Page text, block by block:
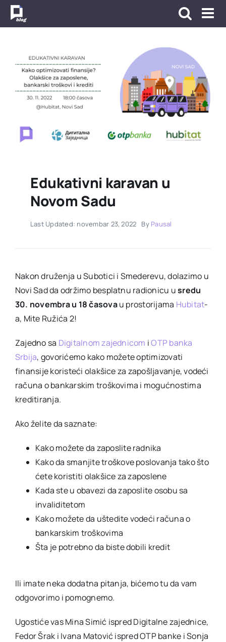
Skip
Edukativni karavan u
Novom Sadu
Last Updated: novembar 23, 2022 By Pausal
Nakon druženja u Subotici i Smederevu, dolazimo u
Novi Sad da održimo besplatnu radionicu usredu
30. novembra u 18 časovau prostorijama Hubitat-
a, Mite Ružića 2!
Zajedno sa Digitalnom zajednicom iOTP banka
Srbija, govorićemo kako možete optimizovati
finansije koristeći olakšice za zapošljavanje, vodeći
računa o bankarskim troškovima i mogućnostima
kreditiranja.
Ako želite da saznate:
Kako možete da zaposlite radnika
Kako da smanjite troškove poslovanja tako što
ćete koristiti olakšice za zaposlene
Kada ste u obavezi da zaposlite osobu sa
invaliditetom
Kako možete da uštedite vodeći računa o
bankarskim troškovima
Šta je potrebno da biste dobili kredit
Ili imate neka dodatna pitanja, bićemo tu da vam
odgovorimo i pomognemo.
Ugostiće vas Mina Simić ispred Digitalne zajednice,
Fedor Šrak i Ivana Matović ispred OTP banke i Sonja